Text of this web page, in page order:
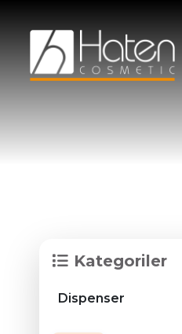
Kategoriler
Dispenser